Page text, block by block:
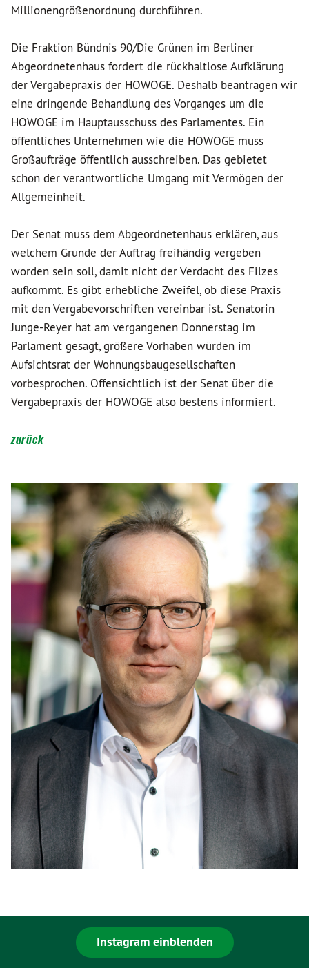
Millionengrößenordnung durchführen.
Die Fraktion Bündnis 90/Die Grünen im Berliner
Abgeordnetenhaus fordert die rückhaltlose Aufklärung
der Vergabepraxis der HOWOGE. Deshalb beantragen wir
eine dringende Behandlung des Vorganges um die
HOWOGE im Hauptausschuss des Parlamentes. Ein
öffentliches Unternehmen wie die HOWOGE muss
Großaufträge öffentlich ausschreiben. Das gebietet
schon der verantwortliche Umgang mit Vermögen der
Allgemeinheit.
Der Senat muss dem Abgeordnetenhaus erklären, aus
welchem Grunde der Auftrag freihändig vergeben
worden sein soll, damit nicht der Verdacht des Filzes
aufkommt. Es gibt erhebliche Zweifel, ob diese Praxis
mit den Vergabevorschriften vereinbar ist. Senatorin
Junge-Reyer hat am vergangenen Donnerstag im
Parlament gesagt, größere Vorhaben würden im
Aufsichtsrat der Wohnungsbaugesellschaften
vorbesprochen. Offensichtlich ist der Senat über die
Vergabepraxis der HOWOGE also bestens informiert.
zurück
Instagram einblenden